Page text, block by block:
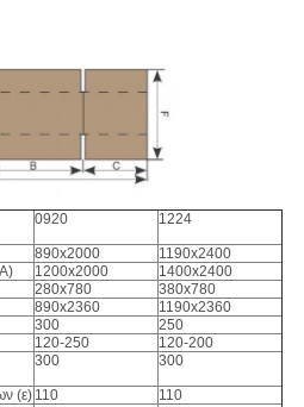
0920 1224
890x2000
1190x2400
1200x2000
1400x2400
280x780
380x780
890x2360
1190x2360
300
250
120-250
120-200
300 300
(ε) 110
110